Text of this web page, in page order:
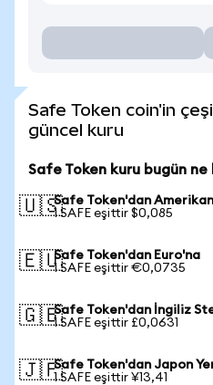
Safe Token coin'in
güncel kuru
Safe Token kuru bugün ne
🇺🇸Safe Token'dan
1 SAFE eşittir $0,085
🇪🇺Safe Token'dan Euro'na
1 SAFE eşittir €0,0735
🇬🇧Safe Token'dan İngiliz
1 SAFE eşittir £0,0631
🇯🇵Safe Token'dan Japon
1 SAFE eşittir ¥13,41